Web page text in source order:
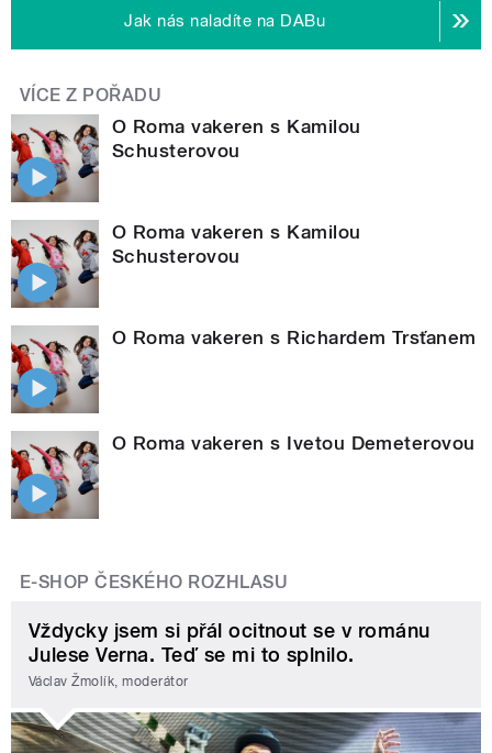
Jak nás naladíte na DABu
VÍCE Z POŘADU
O Roma vakeren s Kamilou
Schusterovou
O Roma vakeren s Kamilou
Schusterovou
O Roma vakeren s Richardem Trsťanem
O Roma vakeren s Ivetou Demeterovou
E-SHOP ČESKÉHO ROZHLASU
Vždycky jsem si přál ocitnout se v románu
Julese Verna. Teď se mi to splnilo.
Václav Žmolík, moderátor